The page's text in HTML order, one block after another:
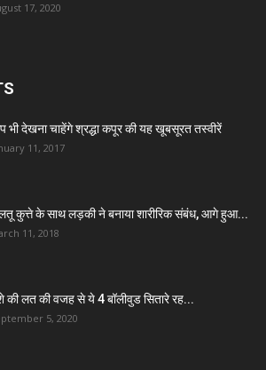
17, 2020
भी देखना चाहेंगे श्रद्धा कपूर की यह खूबसूरत तस्वीरें
11, 2017
कुत्ते के साथ लड़की ने बनाया शारीरिक संबंध, आगे हुआ...
11, 2018
की लत की वजह से ये 4 बॉलीवुड सितारे रह...
5, 2020